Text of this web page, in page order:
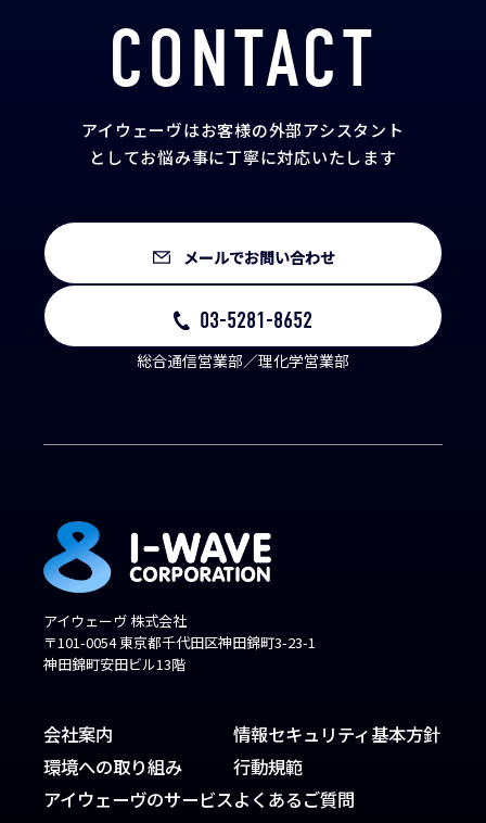
CONTACT
アイウェーヴはお客様の外部アシスタント
としてお悩み事に丁寧に対応いたします
メールでお問い合わせ
03-5281-8652
総合通信営業部／理化学営業部
アイウェーヴ 株式会社
〒101-0054 東京都千代田区神田錦町3-23-1
神田錦町安田ビル13階
会社案内
環境への取り組み
アイウェーヴのサービス
情報セキュリティ基本方針
行動規範
よくあるご質問